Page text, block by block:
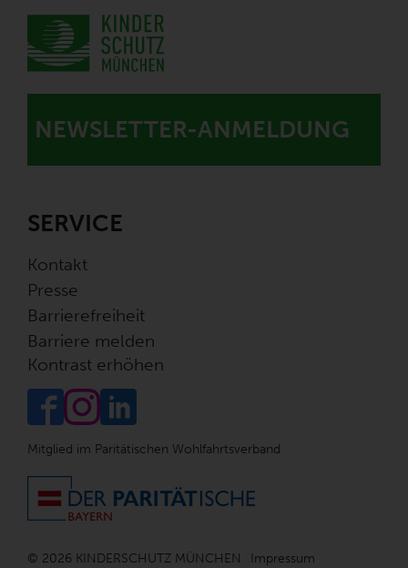
NEWSLETTER-ANMELDUNG
SERVICE
Kontakt
Presse
Barrierefreiheit
Barriere melden
Kontrast erhöhen
Mitglied im Paritätischen Wohlfahrtsverband
© 2026 KINDERSCHUTZ MÜNCHEN Impressum